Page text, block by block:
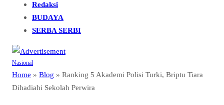
Redaksi
BUDAYA
SERBA SERBI
Nasional
Home » Blog » Ranking 5 Akademi Polisi Turki, Briptu Tiara
Dihadiahi Sekolah Perwira